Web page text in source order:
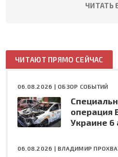
ЧИТАТЬ
ЧИТАЮТ ПРЯМО СЕЙЧАС
06.08.2026 | ОБЗОР СОБЫТИЙ
операция
Украине 6
06.08.2026 | ВЛАДИМИР